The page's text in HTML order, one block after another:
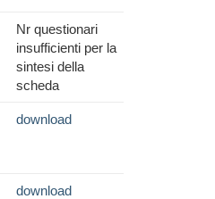
Nr questionari
insufficienti per la
sintesi della
scheda
download
download